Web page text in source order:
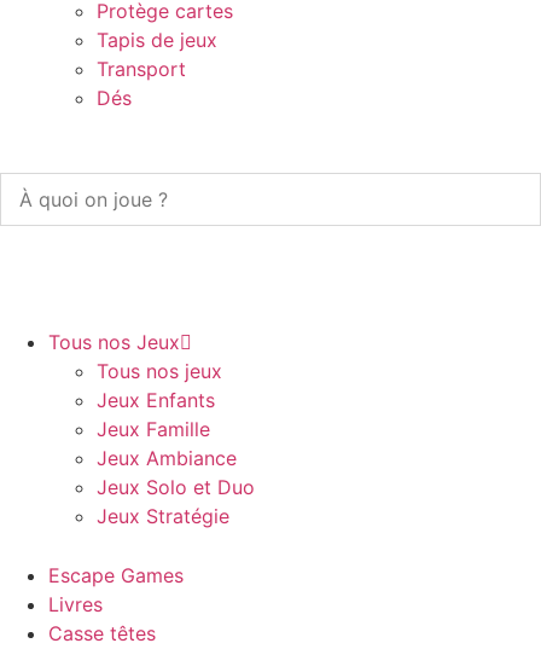
Protège cartes
Tapis de jeux
Transport
Dés
Tous nos Jeux
Tous nos jeux
Jeux Enfants
Jeux Famille
Jeux Ambiance
Jeux Solo et Duo
Jeux Stratégie
Escape Games
Livres
Casse têtes